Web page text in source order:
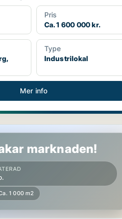
Pris
Ca. 1 600 000 kr.
Type
Industrilokal
Mer info
marknaden!
1 000 m2